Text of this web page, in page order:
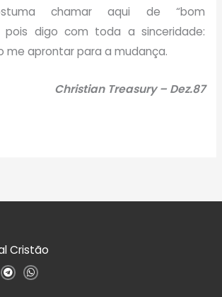
chamar aqui de “bom
pois digo com toda a sinceridade:
me aprontar para a mudança.
Christian Treasury – Dez.87
Cristão
T
e
W
h